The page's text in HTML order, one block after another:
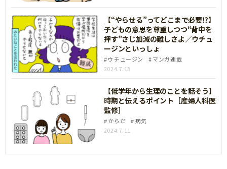
【“やらせる”ってどこまで必要⁉】
子どもの意思を尊重しつつ“背中を
押す”さじ加減の難しさよ／ウチュ
ージンといっしょ
ウチュージン
マンガ連載
2024.7.13
【低学年から生理のことを話そう】
時期と伝えるポイント［産婦人科医
監修］
からだ
病気
2024.7.11